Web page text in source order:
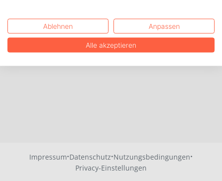
Impressum·Datenschutz·Nutzungsbedingungen·
Privacy-Einstellungen
Ablehnen Anpassen
Alle akzeptieren